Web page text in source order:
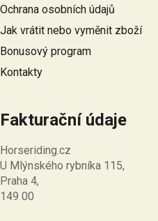
í
Ochrana osobních údajů
Jak vrátit nebo vyměnit zboží
Bonusový program
Kontakty
Fakturační údaje
Horseriding.cz
U Mlýnského rybníka 115,
Praha 4,
149 00